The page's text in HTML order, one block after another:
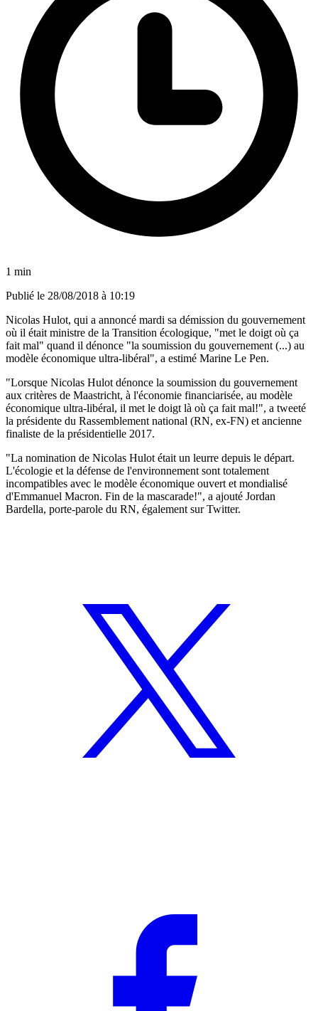
1 min
Publié le 28/08/2018 à 10:19
Nicolas Hulot, qui a annoncé mardi sa démission du gouvernement
où il était ministre de la Transition écologique, "met le doigt où ça
fait mal" quand il dénonce "la soumission du gouvernement (...) au
modèle économique ultra-libéral", a estimé Marine Le Pen.
"Lorsque Nicolas Hulot dénonce la soumission du gouvernement
aux critères de Maastricht, à l'économie financiarisée, au modèle
économique ultra-libéral, il met le doigt là où ça fait mal!", a tweeté
la présidente du Rassemblement national (RN, ex-FN) et ancienne
finaliste de la présidentielle 2017.
"La nomination de Nicolas Hulot était un leurre depuis le départ.
L'écologie et la défense de l'environnement sont totalement
incompatibles avec le modèle économique ouvert et mondialisé
d'Emmanuel Macron. Fin de la mascarade!", a ajouté Jordan
Bardella, porte-parole du RN, également sur Twitter.